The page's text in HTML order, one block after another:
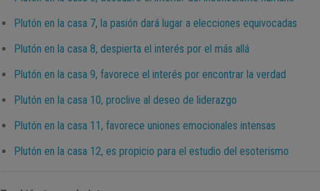
Plutón en la casa 7, la pasión dará lugar a elecciones equivocadas
Plutón en la casa 8, despierta el interés por el más allá
Plutón en la casa 9, favorece el interés por encontrar la verdad
Plutón en la casa 10, proclive al deseo de liderazgo
Plutón en la casa 11, favorece uniones emocionales intensas
Plutón en la casa 12, es propicio para el estudio del esoterismo